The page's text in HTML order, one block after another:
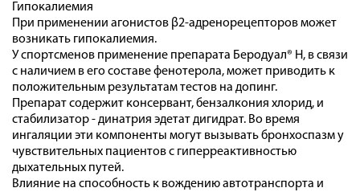
Гипокалиемия
При применении агонистов β2-адренорецепторов может
возникать гипокалиемия.
У спортсменов применение препарата Беродуал® Н, в связи
с наличием в его составе фенотерола, может приводить к
положительным результатам тестов на допинг.
Препарат содержит консервант, бензалкония хлорид, и
стабилизатор - динатрия эдетат дигидрат. Во время
ингаляции эти компоненты могут вызывать бронхоспазм у
чувствительных пациентов с гиперреактивностью
дыхательных путей.
Влияние на способность к вождению автотранспорта и